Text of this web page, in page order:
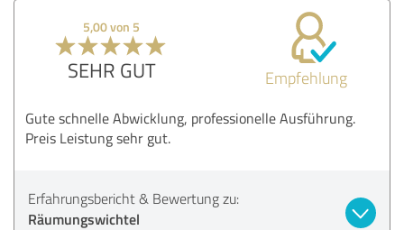
5,00 von 5
SEHR GUT Empfehlung
Gute schnelle Abwicklung, professionelle Ausführung.
Preis Leistung sehr gut.
Erfahrungsbericht & Bewertung zu:
Räumungswichtel